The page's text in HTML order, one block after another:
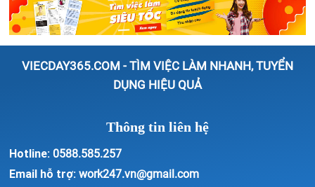
VIECDAY365.COM - TÌM VIỆC LÀM NHANH, TUYỂN
DỤNG HIỆU QUẢ
Thông tin liên hệ
Hotline: 0588.585.257
Email hỗ trợ: work247.vn@gmail.com